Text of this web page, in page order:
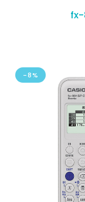
fx-
-8%